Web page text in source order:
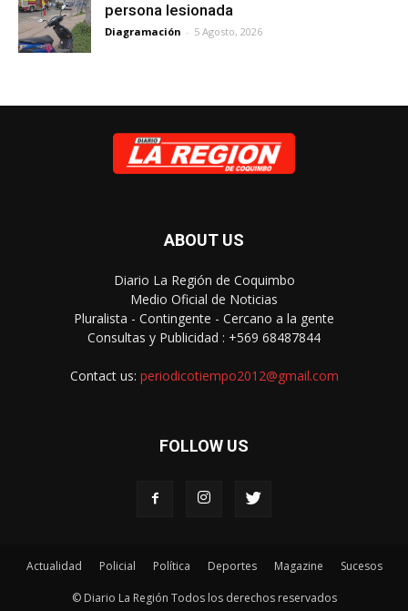
persona lesionada
Diagramación - 5 Agosto, 2026
ABOUT US
Diario La Región de Coquimbo
Medio Oficial de Noticias
Pluralista - Contingente - Cercano a la gente
Consultas y Publicidad : +569 68487844
Contact us: periodicotiempo2012@gmail.com
FOLLOW US
Actualidad Policial Política Deportes Magazine Sucesos
© Diario La Región Todos los derechos reservados